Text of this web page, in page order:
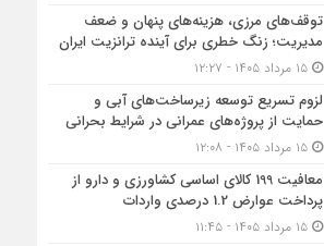
توقف‌های مرزی، هزینه‌های پنهان و ضعف
مدیریت؛ زنگ خطری برای آینده ترانزیت ایران
۱۵ مرداد ۱۴۰۵ - ۱۲:۲۷
لزوم تسریع توسعه زیرساخت‌های آبی و
حمایت از پروژه‌های عمرانی در شرایط بحرانی
۱۵ مرداد ۱۴۰۵ - ۱۲:۰۸
معافیت 199 کالای اساسی کشاورزی و دارو از
پرداخت عوارض 1.2 درصدی واردات
۱۵ مرداد ۱۴۰۵ - ۱۱:۴۵